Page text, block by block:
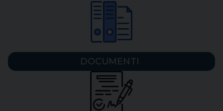
DOCUMENTI